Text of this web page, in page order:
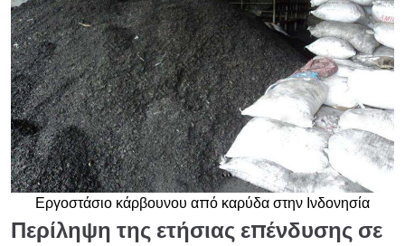
Εργοστάσιο κάρβουνου από καρύδα στην Ινδονησία
Περίληψη της ετήσιας επένδυσης σε